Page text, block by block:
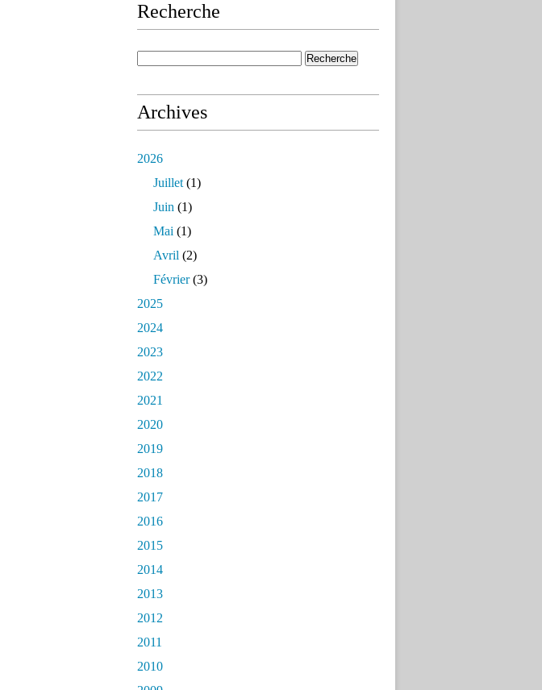
Recherche
Archives
2026
Juillet (1)
Juin (1)
Mai (1)
Avril (2)
Février(3)
2025
2024
2023
2022
2021
2020
2019
2018
2017
2016
2015
2014
2013
2012
2011
2010